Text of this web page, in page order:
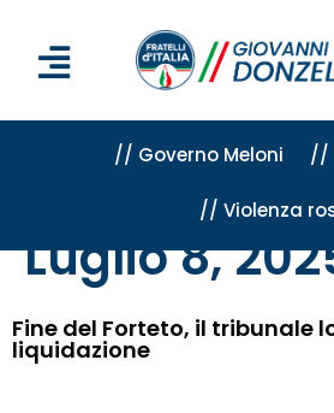
// Governo Meloni //
// Violenza
Archivi per 8 Luglio 2025
Luglio 8,
Fine del Forteto, il tribunale
liquidazione